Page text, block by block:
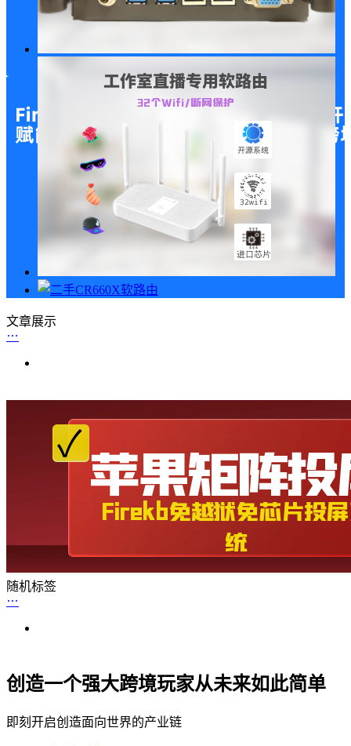
文章展示
随机标签
创造一个强大跨境玩家从未来如此简单
即刻开启创造面向世界的产业链